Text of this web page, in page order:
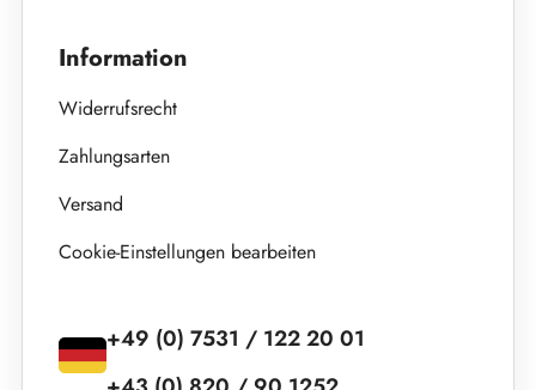
Information
Widerrufsrecht
Zahlungsarten
Versand
Cookie-Einstellungen bearbeiten
+49 (0) 7531 / 122 20 01